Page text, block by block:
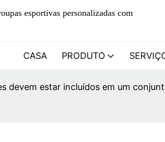
esportivas personalizadas com
CASA PRODUTO
devem estar incluídos em um